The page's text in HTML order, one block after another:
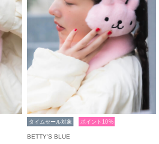
タイムセール対象 ポイント10%
BETTY'S BLUE